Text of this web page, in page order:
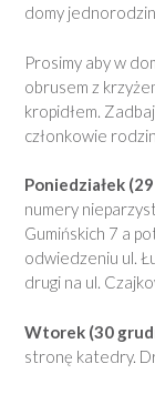
domy
Prosimy aby w
obrusem z
kropidłem.
członkowie
Poniedziałek
numery
Gumińskich 7 a
odwiedzeniu ul.
drugi na ul.
Wtorek (30
stronę katedry.